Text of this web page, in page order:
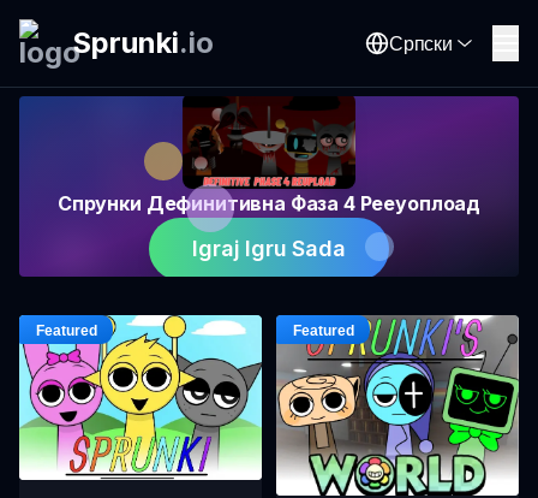
Sprunki.io Српски
Спрунки Дефинитивна Фаза 4 Рееуоплоад
Igraj Igru Sada